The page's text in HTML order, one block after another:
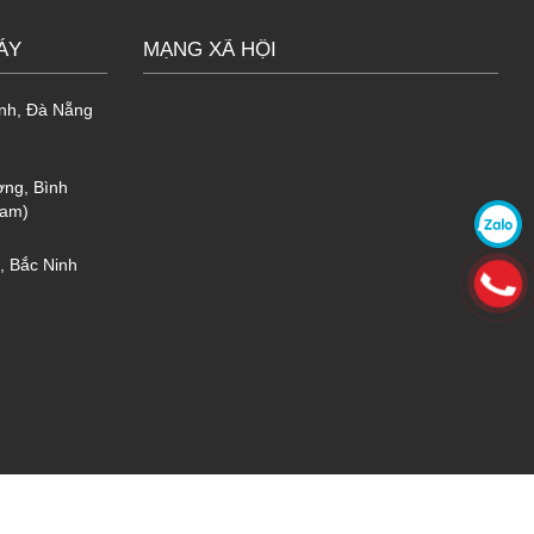
PU + giấy bạc
nhân công lắp đặt;
Đà Nẵng
Bình
Bắc Ninh
MẠNG XÃ HỘI